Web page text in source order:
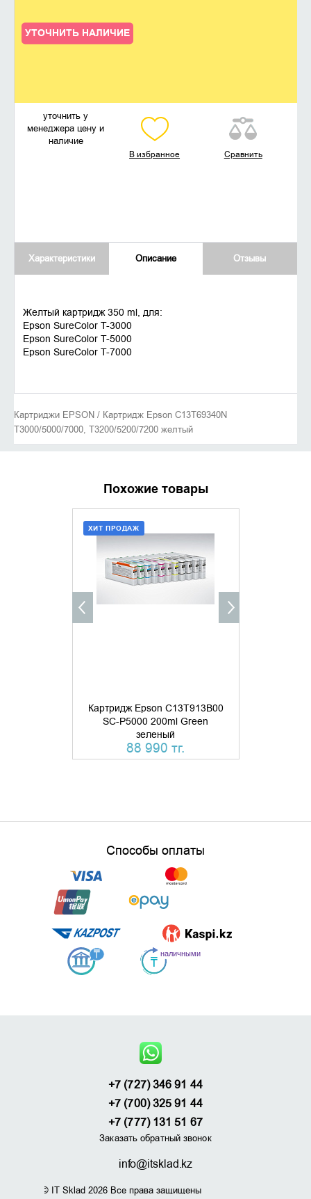
УТОЧНИТЬ НАЛИЧИЕ
уточнить у
менеджера цену и
наличие
В избранное Сравнить
Характеристики Описание Отзывы
Желтый картридж 350 ml, для:
Epson SureColor T-3000
Epson SureColor T-5000
Epson SureColor T-7000
Картриджи EPSON / Картридж Epson C13T69340N
T3000/5000/7000, Т3200/5200/7200 желтый
Похожие товары
Картридж Epson C13T913B00
SC-P5000 200ml Green
зеленый
88 990 тг.
ХИТ ПРОДАЖ
КУПИТЬ В 1 КЛИК
Способы оплаты
+7 (727) 346 91 44
+7 (700) 325 91 44
+7 (777) 131 51 67
Заказать обратный звонок
info@itsklad.kz
© IT Sklad 2026 Все права защищены